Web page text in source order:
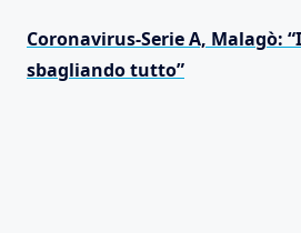
Coronavirus-Serie A, Malagò:
sbagliando tutto”